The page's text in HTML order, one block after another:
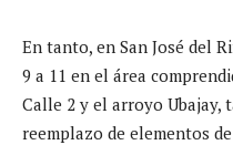
En tanto, en San José del
9 a 11 en el área
Calle 2 y el arroyo Ubajay,
reemplazo de elementos